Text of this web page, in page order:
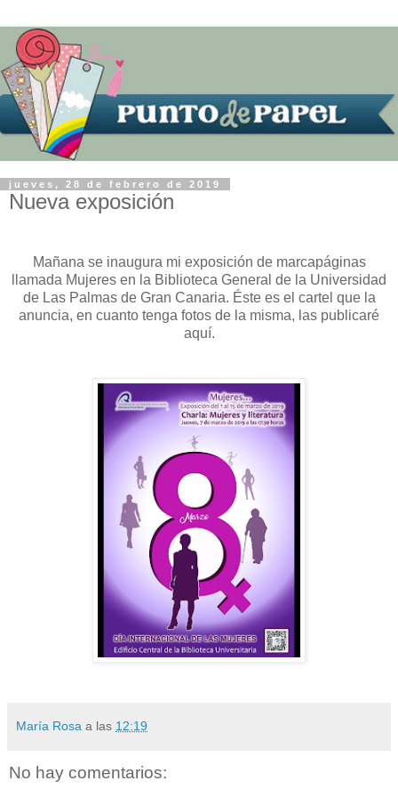
jueves, 28 de febrero de 2019
Nueva exposición
Mañana se inaugura mi exposición de marcapáginas
llamada Mujeres en la Biblioteca General de la Universidad
de Las Palmas de Gran Canaria. Éste es el cartel que la
anuncia, en cuanto tenga fotos de la misma, las publicaré
aquí.
María Rosa a las 12:19
No hay comentarios: